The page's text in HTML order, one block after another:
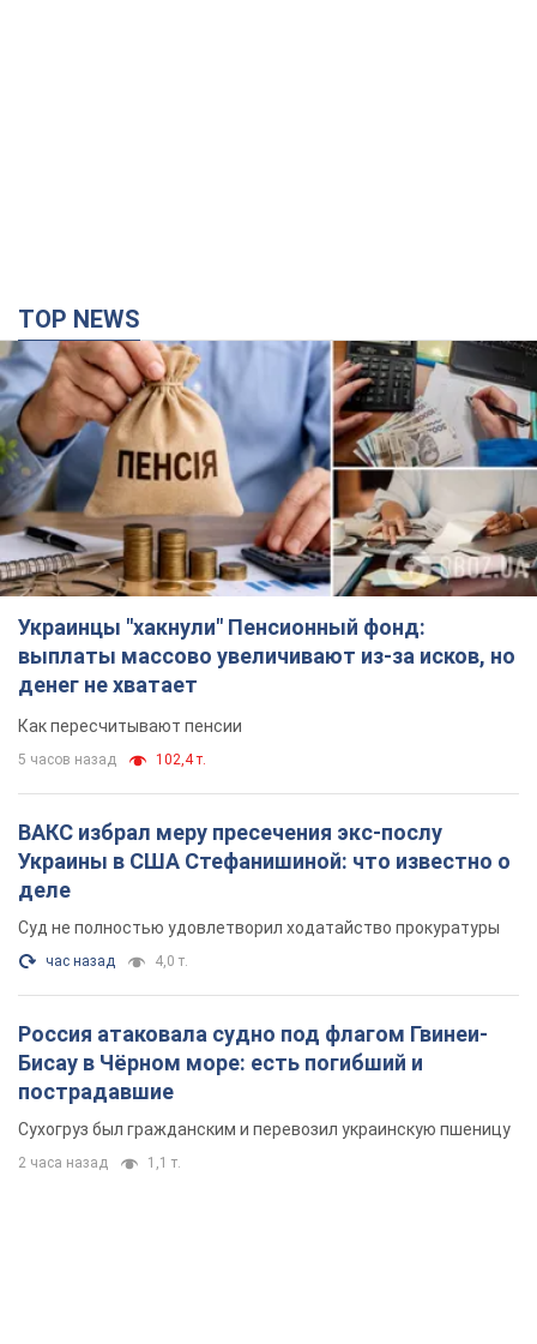
TOP NEWS
Украинцы "хакнули" Пенсионный фонд:
выплаты массово увеличивают из-за исков, но
денег не хватает
Как пересчитывают пенсии
5 часов назад 102,4 т.
ВАКС избрал меру пресечения экс-послу
Украины в США Стефанишиной: что известно о
деле
Суд не полностью удовлетворил ходатайство прокуратуры
час назад 4,0 т.
Россия атаковала судно под флагом Гвинеи-
Бисау в Чёрном море: есть погибший и
пострадавшие
Сухогруз был гражданским и перевозил украинскую пшеницу
2 часа назад 1,1 т.